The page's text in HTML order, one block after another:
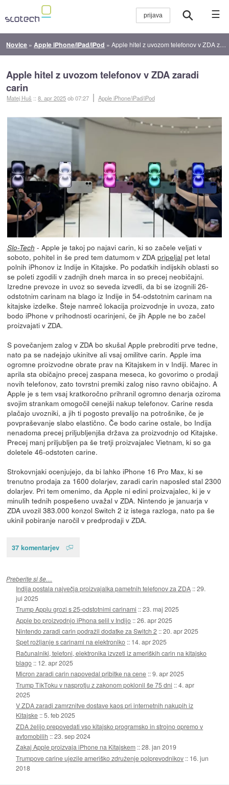
☰
Novice » Apple iPhone/iPad/iPod »Apple hitel z uvozom telefonov v ZDA zaradi carin
Apple hitel z uvozom telefonov v ZDA zaradi
carin
Matej Huš ::8. apr 2025ob 07:27 Apple iPhone/iPad/iPod
Slo-Tech - Apple je takoj po najavi carin, ki so začele veljati v
soboto, pohitel in še pred tem datumom v ZDA pripeljal pet letal
polnih iPhonov iz Indije in Kitajske. Po podatkih indijskih oblasti so
se poleti zgodili v zadnjih dneh marca in so precej neobičajni.
Izredne prevoze in uvoz so seveda izvedli, da bi se izognili 26-
odstotnim carinam na blago iz Indije in 54-odstotnim carinam na
kitajske izdelke. Šteje namreč lokacija proizvodnje in uvoza, zato
bodo iPhone v prihodnosti ocarinjeni, če jih Apple ne bo začel
proizvajati v ZDA.
S povečanjem zalog v ZDA bo skušal Apple prebroditi prve tedne,
nato pa se nadejajo ukinitve ali vsaj omilitve carin. Apple ima
ogromne proizvodne obrate prav na Kitajskem in v Indiji. Marec in
aprila sta običajno precej zaspana meseca, ko govorimo o prodaji
novih telefonov, zato tovrstni premiki zalog niso ravno običajno. A
Apple je s tem vsaj kratkoročno prihranil ogromno denarja oziroma
svojim strankam omogočil cenejši nakup telefonov. Carine resda
plačajo uvozniki, a jih ti pogosto prevalijo na potrošnike, če je
povpraševanje slabo elastično. Če bodo carine ostale, bo Indija
nenadoma precej priljubljenjša država za proizvodnjo od Kitajske.
Precej manj priljubljen pa še tretji proizvajalec Vietnam, ki so ga
doletele 46-odstoten carine.
Strokovnjaki ocenjujejo, da bi lahko iPhone 16 Pro Max, ki se
trenutno prodaja za 1600 dolarjev, zaradi carin naposled stal 2300
dolarjev. Pri tem omenimo, da Apple ni edini proizvajalec, ki je v
minulih tednih pospešeno uvažal v ZDA. Nintendo je januarja v
ZDA uvozil 383.000 konzol Switch 2 iz istega razloga, nato pa še
ukinil pobiranje naročil v predprodaji v ZDA.
37 komentarjev
Preberite si še…
Indija postala največja proizvajalka pametnih telefonov za ZDA ::29.
jul 2025
Trump Applu grozi s 25-odstotnimi carinami ::23. maj 2025
Apple bo proizvodnjo iPhona selil v Indijo ::26. apr 2025
Nintendo zaradi carin podražil dodatke za Switch 2 ::20. apr 2025
Spet rožljanje s carinami na elektroniko :: 14. apr 2025
Računalniki, telefoni, elektronika izvzeti iz ameriških carin na kitajsko
blago :: 12. apr 2025
Micron zaradi carin napovedal pribitke na cene ::9. apr 2025
Trump TikToku v nasprotju z zakonom poklonil še 75 dni ::4. apr
2025
V ZDA zaradi zamrznitve dostave kaos pri internetnih nakupih iz
Kitajske ::5. feb 2025
ZDA želijo prepovedati vso kitajsko programsko in strojno opremo v
avtomobilih ::23. sep 2024
Zakaj Apple proizvaja iPhone na Kitajskem ::28. jan 2019
Trumpove carine ujezile ameriško združenje polprevodnikov :: 16. jun
2018